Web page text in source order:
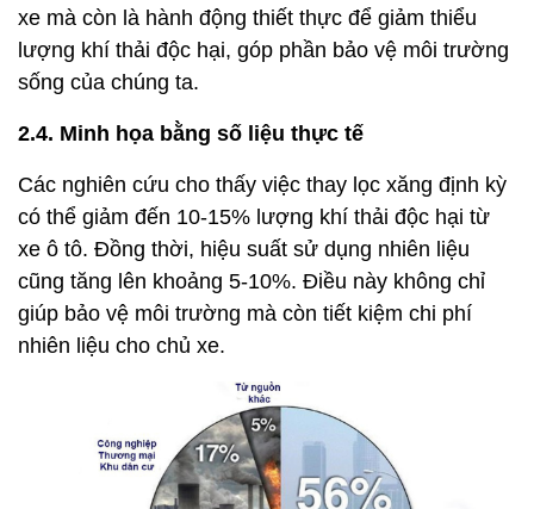
xe mà còn là hành động thiết thực để giảm thiểu
lượng khí thải độc hại, góp phần bảo vệ môi trường
sống của chúng ta.
2.4. Minh họa bằng số liệu thực tế
Các nghiên cứu cho thấy việc thay lọc xăng định kỳ
có thể giảm đến 10-15% lượng khí thải độc hại từ
xe ô tô. Đồng thời, hiệu suất sử dụng nhiên liệu
cũng tăng lên khoảng 5-10%. Điều này không chỉ
giúp bảo vệ môi trường mà còn tiết kiệm chi phí
nhiên liệu cho chủ xe.